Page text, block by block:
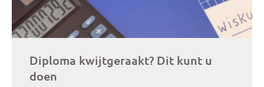
Diploma kwijtgeraakt? Dit kunt u
doen